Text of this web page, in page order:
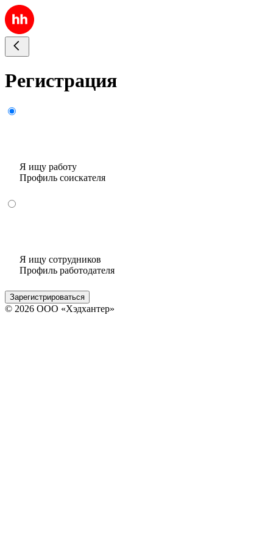
Регистрация
Я ищу работу
Профиль соискателя
Я ищу сотрудников
Профиль работодателя
Зарегистрироваться
© 2026 ООО «Хэдхантер»